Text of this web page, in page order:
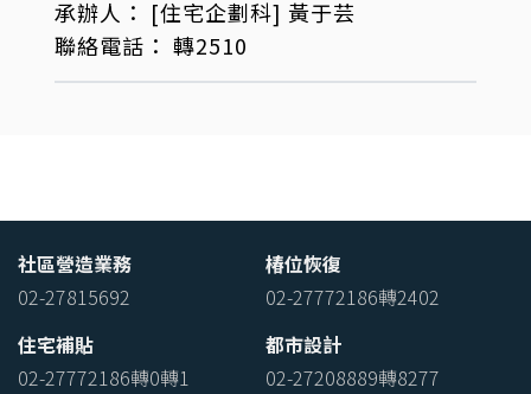
承辦人： [住宅企劃科] 黃于芸
聯絡電話： 轉2510
社區營造業務
02-27815692
椿位恢復
02-27772186轉2402
住宅補貼
02-27772186轉0轉1
都市設計
02-27208889轉8277